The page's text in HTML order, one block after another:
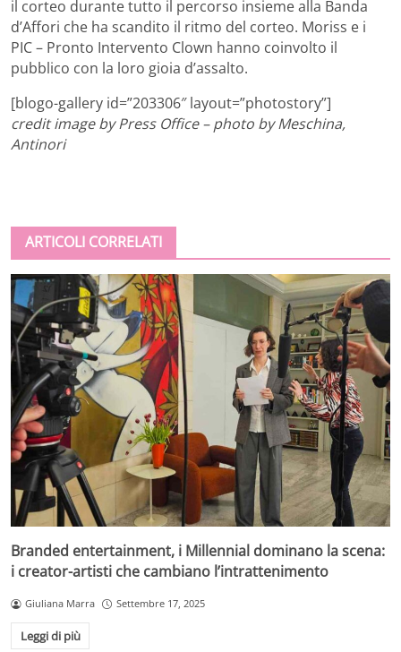
il corteo durante tutto il percorso insieme alla Banda
d’Affori che ha scandito il ritmo del corteo. Moriss e i
PIC – Pronto Intervento Clown hanno coinvolto il
pubblico con la loro gioia d’assalto.
[blogo-gallery id=”203306″ layout=”photostory”]
credit image by Press Office – photo by Meschina,
Antinori
ARTICOLI CORRELATI
Branded entertainment, i Millennial dominano la scena:
i creator-artisti che cambiano l’intrattenimento
Giuliana Marra Settembre 17, 2025
Leggi di più